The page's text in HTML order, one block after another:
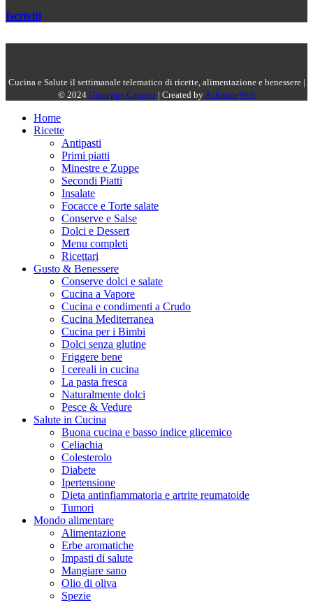
Iscriviti
Cucina e Salute il settimanale telematico di ricette, alimentazione e benessere |
© 2024 Giuseppe Capano | Created by AchromeWeb
Home
Ricette
Antipasti
Primi piatti
Minestre e Zuppe
Secondi Piatti
Insalate
Focacce e Torte salate
Conserve e Salse
Dolci e Dessert
Menu completi
Ricettari
Gusto & Benessere
Conserve dolci e salate
Cucina a Vapore
Cucina e condimenti a Crudo
Cucina Mediterranea
Cucina per i Bimbi
Dolci senza glutine
Friggere bene
I cereali in cucina
La pasta fresca
Naturalmente dolci
Pesce & Vedure
Salute in Cucina
Buona cucina e basso indice glicemico
Celiachia
Colesterolo
Diabete
Ipertensione
Dieta antinfiammatoria e artrite reumatoide
Tumori
Mondo alimentare
Alimentazione
Erbe aromatiche
Impasti di salute
Mangiare sano
Olio di oliva
Spezie